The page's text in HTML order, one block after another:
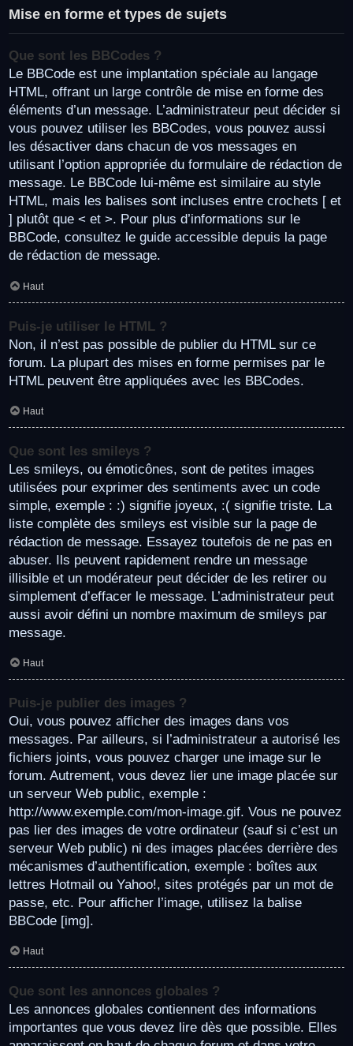
Mise en forme et types de sujets
Que sont les BBCodes ?
Le BBCode est une implantation spéciale au langage
HTML, offrant un large contrôle de mise en forme des
éléments d’un message. L’administrateur peut décider si
vous pouvez utiliser les BBCodes, vous pouvez aussi
les désactiver dans chacun de vos messages en
utilisant l’option appropriée du formulaire de rédaction de
message. Le BBCode lui-même est similaire au style
HTML, mais les balises sont incluses entre crochets [ et
] plutôt que < et >. Pour plus d’informations sur le
BBCode, consultez le guide accessible depuis la page
de rédaction de message.
Haut
Puis-je utiliser le HTML ?
Non, il n’est pas possible de publier du HTML sur ce
forum. La plupart des mises en forme permises par le
HTML peuvent être appliquées avec les BBCodes.
Haut
Que sont les smileys ?
Les smileys, ou émoticônes, sont de petites images
utilisées pour exprimer des sentiments avec un code
simple, exemple : :) signifie joyeux, :( signifie triste. La
liste complète des smileys est visible sur la page de
rédaction de message. Essayez toutefois de ne pas en
abuser. Ils peuvent rapidement rendre un message
illisible et un modérateur peut décider de les retirer ou
simplement d’effacer le message. L’administrateur peut
aussi avoir défini un nombre maximum de smileys par
message.
Haut
Puis-je publier des images ?
Oui, vous pouvez afficher des images dans vos
messages. Par ailleurs, si l’administrateur a autorisé les
fichiers joints, vous pouvez charger une image sur le
forum. Autrement, vous devez lier une image placée sur
un serveur Web public, exemple :
http://www.exemple.com/mon-image.gif. Vous ne pouvez
pas lier des images de votre ordinateur (sauf si c’est un
serveur Web public) ni des images placées derrière des
mécanismes d’authentification, exemple : boîtes aux
lettres Hotmail ou Yahoo!, sites protégés par un mot de
passe, etc. Pour afficher l’image, utilisez la balise
BBCode [img].
Haut
Que sont les annonces globales ?
Les annonces globales contiennent des informations
importantes que vous devez lire dès que possible. Elles